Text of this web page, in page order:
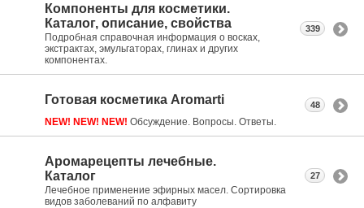
Компоненты для косметики.
Каталог, описание, свойства
Подробная справочная информация о восках,
экстрактах, эмульгаторах, глинах и других
компонентах.
339
Готовая косметика Aromarti
NEW! NEW! NEW! Обсуждение. Вопросы. Ответы.
48
Аромарецепты лечебные.
Каталог
Лечебное применение эфирных масел. Сортировка
видов заболеваний по алфавиту
27